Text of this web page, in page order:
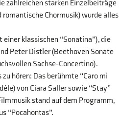
zahlreichen starken Einzelbeiträge
romantische Chormusik) wurde alles
klassischen “Sonatina”), die
Peter Distler (Beethoven Sonate
Sachse-Concertino).
hören: Das berühmte “Caro mi
von Ciara Saller sowie “Stay”
stand auf dem Programm,
“Pocahontas”.